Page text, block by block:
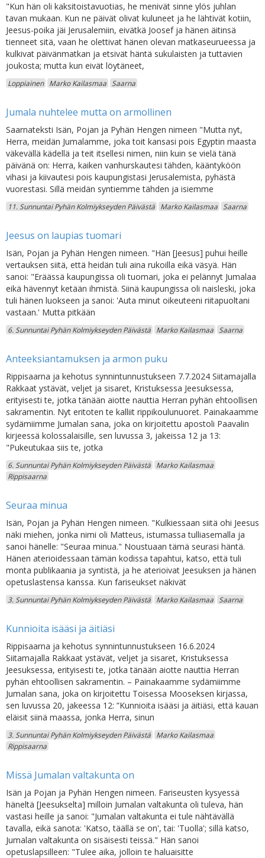
"Kun hän oli kaksitoistavuotias, he menivät sinne ylös juhlan
tavan mukaan. Kun ne päivät olivat kuluneet ja he lähtivät kotiin,
Jeesus-poika jäi Jerusalemiin, eivätkä Joosef ja hänen äitinsä
tienneet sitä, vaan he olettivat hänen olevan matkaseurueessa ja
kulkivat päivänmatkan ja etsivät häntä sukulaisten ja tuttavien
joukosta; mutta kun eivät löytäneet,
Loppiainen Marko Kailasmaa Saarna
Jumala nuhtelee mutta on armollinen
Saarnateksti Isän, Pojan ja Pyhän Hengen nimeen "Mutta nyt,
Herra, meidän Jumalamme, joka toit kansasi pois Egyptin maasta
väkevällä kädellä ja teit itsellesi nimen, niin kuin se vielä tänä
päivänä on: Herra, kaiken vanhurskautesi tähden, kääntyköön
vihasi ja kiivautesi pois kaupungistasi Jerusalemista, pyhästä
vuorestasi. Sillä meidän syntiemme tähden ja isiemme
11. Sunnuntai Pyhän Kolmiykseyden Päivästä Marko Kailasmaa Saarna
Jeesus on laupias tuomari
Isän, Pojan ja Pyhän Hengen nimeen. "Hän [Jeesus] puhui heille
vertauksen siitä, että heidän tuli aina rukoilla eikä väsyä. Hän
sanoi: "Eräässä kaupungissa oli tuomari, joka ei pelännyt Jumalaa
eikä hävennyt ketään ihmistä. Siinä kaupungissa oli naisleski, joka
tuli hänen luokseen ja sanoi: 'Auta minut oikeuteeni riitapuoltani
vastaan.' Mutta pitkään
6. Sunnuntai Pyhän Kolmiykseyden Päivästä Marko Kailasmaa Saarna
Anteeksiantamuksen ja armon puku
Rippisaarna ja kehotus synnintunnustukseen 7.7.2024 Siitamajalla
Rakkaat ystävät, veljet ja sisaret, Kristuksessa Jeesuksessa,
erityisesti te, jotka tänään aiotte nauttia Herran pyhän ehtoollisen
sakramentin. Nyt eritoten te kalliit rippikoulunuoret. Painakaamme
sydämiimme Jumalan sana, joka on kirjoitettu apostoli Paavalin
kirjeessä kolossalaisille, sen luvussa 3, jakeissa 12 ja 13:
"Pukeutukaa siis te, jotka
6. Sunnuntai Pyhän Kolmiykseyden Päivästä
Marko Kailasmaa
Rippisaarna
Seuraa minua
Isän, Pojan ja Pyhän Hengen nimeen. "Kulkiessaan siitä ohi Jeesus
näki miehen, jonka nimi oli Matteus, istumassa tulliasemalla ja
sanoi hänelle: "Seuraa minua." Noustuaan tämä seurasi häntä.
Hänen aterioidessaan tämän kodissa tapahtui, katso, että tuli
monta publikaania ja syntistä, ja he aterioivat Jeesuksen ja hänen
opetuslastensa kanssa. Kun fariseukset näkivät
3. Sunnuntai Pyhän Kolmiykseyden Päivästä Marko Kailasmaa Saarna
Kunnioita isääsi ja äitiäsi
Rippisaarna ja kehotus synnintunnustukseen 16.6.2024
Siitamajalla Rakkaat ystävät, veljet ja sisaret, Kristuksessa
Jeesuksessa, erityisesti te, jotka tänään aiotte nauttia Herran
pyhän ehtoollisen sakramentin. – Painakaamme sydämiimme
Jumalan sana, joka on kirjoitettu Toisessa Mooseksen kirjassa,
sen luvussa 20, jakeessa 12: ”Kunnioita isääsi ja äitiäsi, että kauan
eläisit siinä maassa, jonka Herra, sinun
3. Sunnuntai Pyhän Kolmiykseyden Päivästä
Marko Kailasmaa
Rippisaarna
Missä Jumalan valtakunta on
Isän ja Pojan ja Pyhän Hengen nimeen. Fariseusten kysyessä
häneltä [Jeesukselta] milloin Jumalan valtakunta oli tuleva, hän
vastasi heille ja sanoi: "Jumalan valtakunta ei tule nähtävällä
tavalla, eikä sanota: 'Katso, täällä se on', tai: 'Tuolla'; sillä katso,
Jumalan valtakunta on sisäisesti teissä." Hän sanoi
opetuslapsilleen: "Tulee aika, jolloin te haluaisitte